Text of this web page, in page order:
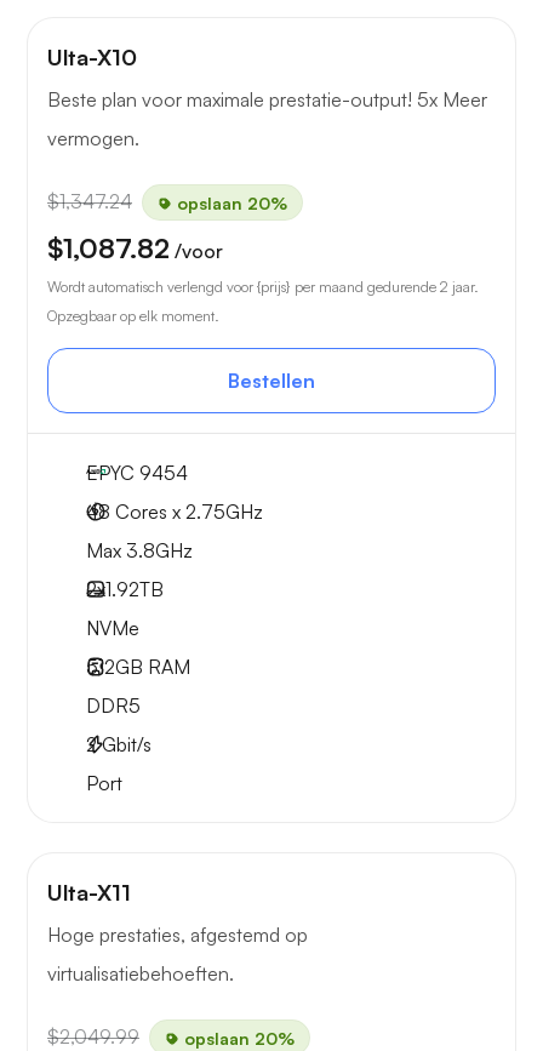
Ulta-X10
Beste plan voor maximale prestatie-output! 5x Meer
vermogen.
$1,347.24 opslaan 20%
$1,087.82 /voor
Wordt automatisch verlengd voor {prijs} per maand gedurende 2 jaar.
Opzegbaar op elk moment.
Bestellen
EPYC 9454
48 Cores x 2.75GHz
Max 3.8GHz
2x1.92TB
NVMe
512GB RAM
DDR5
2Gbit/s
Port
Ulta-X11
Hoge prestaties, afgestemd op
virtualisatiebehoeften.
$2,049.99 opslaan 20%